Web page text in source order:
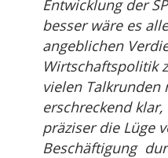
Entwicklung der
besser wäre es
angeblichen
Wirtschaftspolitik
vielen Talkrunden
erschreckend
präziser die Lüge
Beschäftigung